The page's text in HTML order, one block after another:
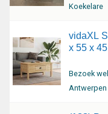
Koekelare
vidaXL
x 55 x
Bezoek
Antwerpen